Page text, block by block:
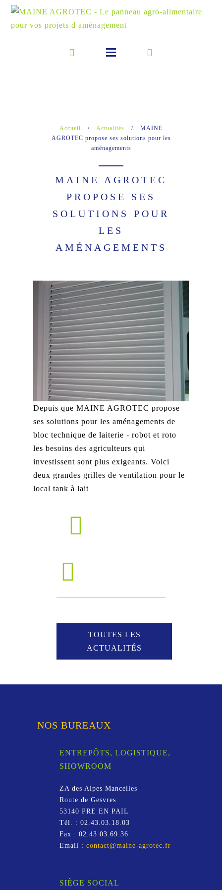
Accueil / Actualités /
MAINE
AGROTEC propose ses solutions pour les
aménagements
MAINE AGROTEC
PROPOSE SES
SOLUTIONS POUR
LES
AMÉNAGEMENTS
Depuis que MAINE AGROTEC propose
ses solutions pour les aménagements de
bloc technique de laiterie - robot et roto
les besoins des agriculteurs qui
investissent sont plus exigeants. Voici
deux grandes grilles de ventilation pour le
local tank à lait
TOUTES LES
ACTUALITÉS
NOS BUREAUX
ENTREPÔTS, LOGISTIQUE,
SHOWROOM
ZA des Alpes Mancelles
Route de Gesvres
53140 PRE EN PAIL
Tél. : 02.43.03.18.03
Fax : 02.43.03.69.36
Email : contact@maine-agrotec.fr
SIÈGE SOCIAL